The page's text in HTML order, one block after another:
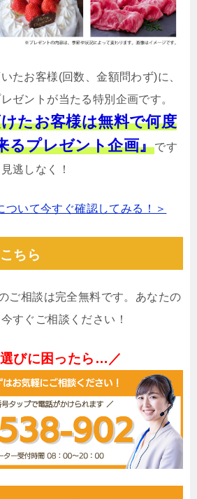
たお客様(回数、金額問わず)に、
ゼントが当たる特別企画です。
たお客様は無料で何度
るプレゼント企画』です
逃しなく！
ついて今すぐ確認してみる！＞
ちら
ご相談は完全無料です。あなたの
すぐご相談ください！
びに困ったら…／